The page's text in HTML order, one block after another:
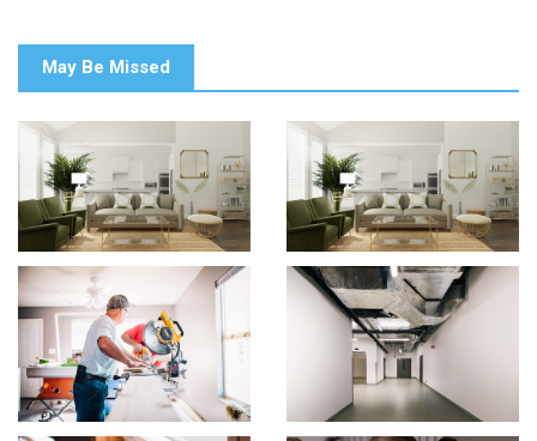
May Be Missed